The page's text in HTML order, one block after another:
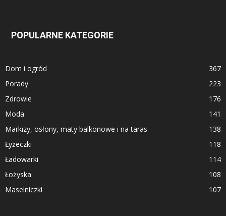
POPULARNE KATEGORIE
Dom i ogród
367
Porady
223
Zdrowie
176
Moda
141
Markizy, osłony, maty balkonowe i na taras
138
Łyżeczki
118
Ładowarki
114
Łożyska
108
Maselniczki
107